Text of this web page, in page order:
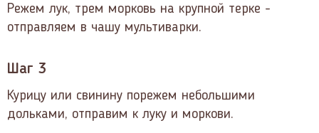
Режем лук, трем морковь на крупной терке -
отправляем в чашу мультиварки.
Шаг 3
Курицу или свинину порежем небольшими
дольками, отправим к луку и моркови.